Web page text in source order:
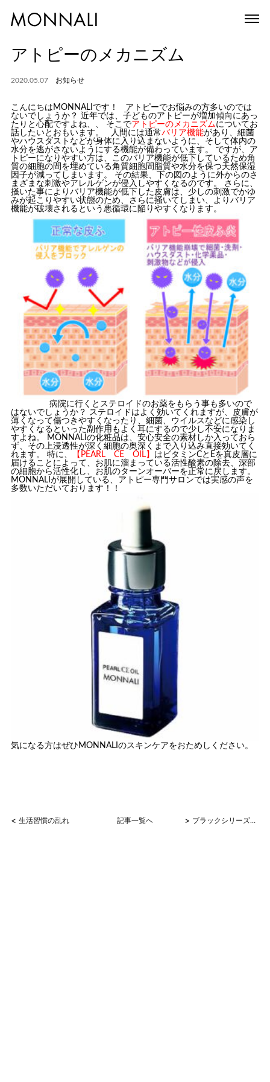
アトピーのメカニズム
2020.05.07 お知らせ
こんにちはMONNALIです！ アトピーでお悩みの方多いのでは
ないでしょうか？ 近年では、子どものアトピーが増加傾向にあっ
たりと心配ですよね、、 そこでアトピーのメカニズムについてお
話したいとおもいます。 人間には通常バリア機能があり、細菌
やハウスダストなどが身体に入り込まないように、そして体内の
水分を逃がさないようにする機能が備わっています。 ですが、ア
トピーになりやすい方は、このバリア機能が低下しているため角
質の細胞の間を埋めている角質細胞間脂質や水分を保つ天然保湿
因子が減ってしまいます。 その結果、下の図のように外からのさ
まざまな刺激やアレルゲンが侵入しやすくなるのです。 さらに、
掻いた事によりバリア機能が低下した皮膚は、少しの刺激でかゆ
みが起こりやすい状態のため、さらに掻いてしまい、よりバリア
機能が破壊されるという悪循環に陥りやすくなります。
病院に行くとステロイドのお薬をもらう事も多いので
はないでしょうか？ ステロイドはよく効いてくれますが、皮膚が
薄くなって傷つきやすくなったり、細菌、ウイルスなどに感染し
やすくなるといった副作用もよく耳にするので少し不安になりま
すよね。 MONNALIの化粧品は、安心安全の素材しか入っておら
ず、その上浸透性が深く細胞の奥深くまで入り込み直接効いてく
れます。 特に、 【PEARL CE OIL】 はビタミンCとEを真皮層に
届けることによって、お肌に溜まっている活性酸素の除去、深部
の細胞から活性化し、お肌のターンオーバーを正常に戻します。
MONNALIが展開している、アトピー専門サロンでは実感の声を
多数いただいております！！
気になる方はぜひMONNALIのスキンケアをおためしください。
< 生活習慣の乱れ 記事一覧へ > ブラックシリーズのQ＆A 第３弾！！！